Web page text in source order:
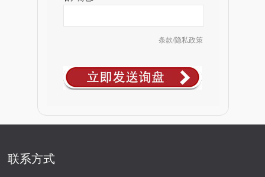
条款/隐私政策
联系方式